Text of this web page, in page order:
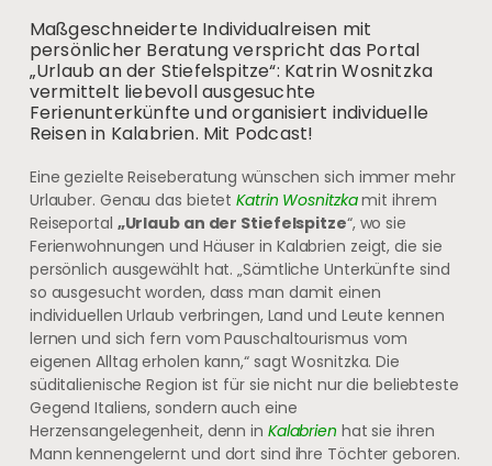
Maßgeschneiderte Individualreisen mit
persönlicher Beratung verspricht das Portal
„Urlaub an der Stiefelspitze“: Katrin Wosnitzka
vermittelt liebevoll ausgesuchte
Ferienunterkünfte und organisiert individuelle
Reisen in Kalabrien. Mit Podcast!
Eine gezielte Reiseberatung wünschen sich immer mehr
Urlauber. Genau das bietetKatrin Wosnitzkamit ihrem
Reiseportal „Urlaub an der Stiefelspitze“, wo sie
Ferienwohnungen und Häuser in Kalabrien zeigt, die sie
persönlich ausgewählt hat. „Sämtliche Unterkünfte sind
so ausgesucht worden, dass man damit einen
individuellen Urlaub verbringen, Land und Leute kennen
lernen und sich fern vom Pauschaltourismus vom
eigenen Alltag erholen kann,“ sagt Wosnitzka. Die
süditalienische Region ist für sie nicht nur die beliebteste
Gegend Italiens, sondern auch eine
Herzensangelegenheit, denn in Kalabrien hat sie ihren
Mann kennengelernt und dort sind ihre Töchter geboren.